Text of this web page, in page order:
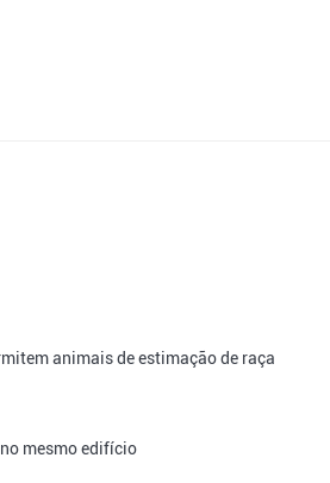
animais de estimação de raça
mesmo edifício